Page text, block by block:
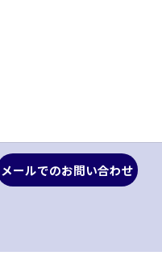
メールでのお問い合わせ